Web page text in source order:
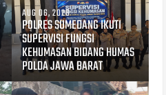
AUG 06, 2026
POLRES SUMEDANG IKUTI
SUPERVISI FUNGSI
KEHUMASAN BIDANG HUMAS
POLDA JAWA BARAT